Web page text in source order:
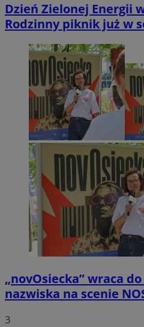
Dzień Zielonej Energii
Rodzinny piknik już w
„novOsiecka” wraca
nazwiska na scenie
3